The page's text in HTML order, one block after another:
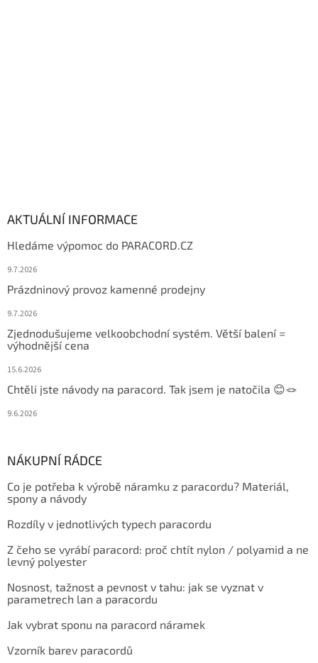
AKTUÁLNÍ INFORMACE
Hledáme výpomoc do PARACORD.CZ
9.7.2026
Prázdninový provoz kamenné prodejny
9.7.2026
Zjednodušujeme velkoobchodní systém. Větší balení =
výhodnější cena
15.6.2026
Chtěli jste návody na paracord. Tak jsem je natočila 😊🪢
9.6.2026
NÁKUPNÍ RÁDCE
Co je potřeba k výrobě náramku z paracordu? Materiál,
spony a návody
Rozdíly v jednotlivých typech paracordu
Z čeho se vyrábí paracord: proč chtít nylon / polyamid a ne
levný polyester
Nosnost, tažnost a pevnost v tahu: jak se vyznat v
parametrech lan a paracordu
Jak vybrat sponu na paracord náramek
Vzorník barev paracordů